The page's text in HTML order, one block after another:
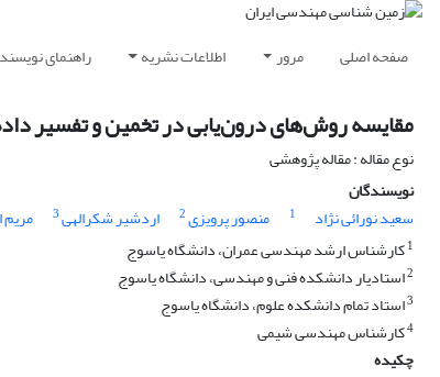
صفحه اصلی مرور اطلاعات نشریه راهنمای
مقایسه روش‌های درون‌یابی در تخمین و تفسیر
نوع مقاله : مقاله پژوهشی
نویسندگان
سعید نورائی نژاد
1 منصور پرویزی2 اردشیر شکرالهی3 مریم
1کارشناس ارشد مهندسی عمران، دانشگاه یاسوج
2استادیار دانشکده فنی و مهندسی، دانشگاه یاسوج
3استاد تمام دانشکده علوم، دانشگاه یاسوج
4کارشناس مهندسی شیمی
چکیده